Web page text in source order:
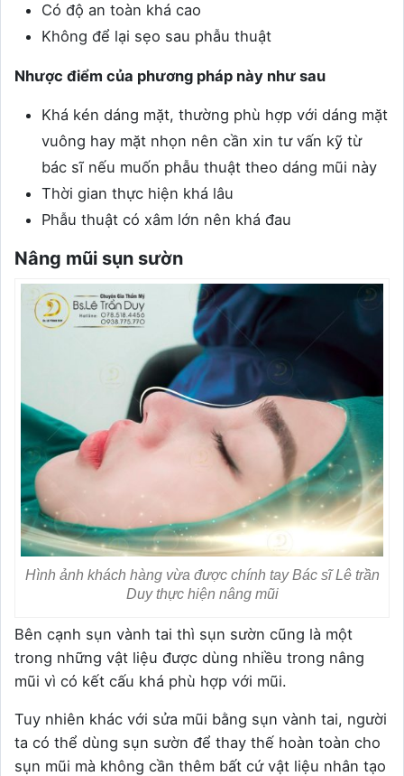
Có độ an toàn khá cao
Không để lại sẹo sau phẫu thuật
Nhược điểm của phương pháp này như sau
Khá kén dáng mặt, thường phù hợp với dáng mặt
vuông hay mặt nhọn nên cần xin tư vấn kỹ từ
bác sĩ nếu muốn phẫu thuật theo dáng mũi này
Thời gian thực hiện khá lâu
Phẫu thuật có xâm lớn nên khá đau
Nâng mũi sụn sườn
Hình ảnh khách hàng vừa được chính tay Bác sĩ Lê trần
Duy thực hiện nâng mũi
Bên cạnh sụn vành tai thì sụn sườn cũng là một
trong những vật liệu được dùng nhiều trong nâng
mũi vì có kết cấu khá phù hợp với mũi.
Tuy nhiên khác với sửa mũi bằng sụn vành tai, người
ta có thể dùng sụn sườn để thay thế hoàn toàn cho
sụn mũi mà không cần thêm bất cứ vật liệu nhân tạo